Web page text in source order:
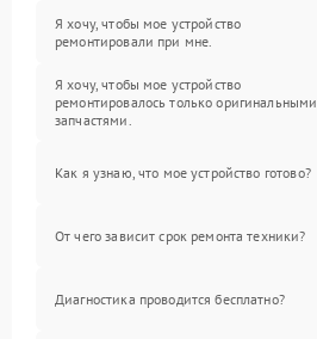
Я хочу, чтобы мое устройство
ремонтировали при мне.
Я хочу, чтобы мое устройство
ремонтировалось только оригинальными
запчастями.
Как я узнаю, что мое устройство готово?
От чего зависит срок ремонта техники?
Диагностика проводится бесплатно?